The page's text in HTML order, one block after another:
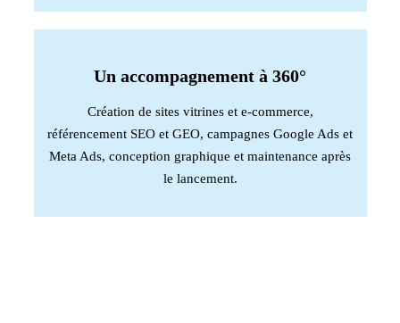
Un accompagnement à 360°
Création de sites vitrines et e-commerce,
référencement SEO et GEO, campagnes Google Ads et
Meta Ads, conception graphique et maintenance après
le lancement.